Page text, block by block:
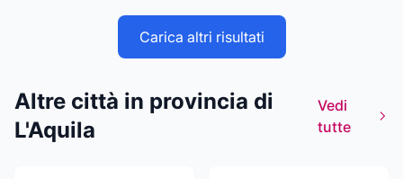
Carica altri risultati
Altre città in provincia di
L'Aquila
Vedi
tutte